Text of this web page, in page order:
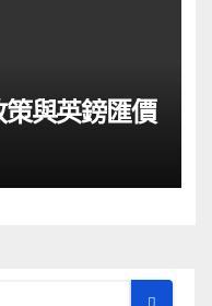
與英鎊匯價